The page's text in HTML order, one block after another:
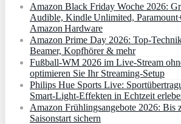
Amazon Black Friday Woche 2026:
Audible, Kindle Unlimited,
Amazon Hardware
Amazon Prime Day 2026: Top-
Beamer, Kopfhörer & mehr
Fußball-WM 2026 im Live-Stream
optimieren Sie Ihr Streaming-Setup
Philips Hue Sports Live:
Smart‑Light‑Effekten in Echtzeit
Amazon Frühlingsangebote 2026: Bis
Saisonstart sichern